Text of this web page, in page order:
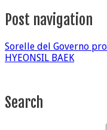
Post navigation
Sorelle del Governo
HYEONSIL BAEK
Search